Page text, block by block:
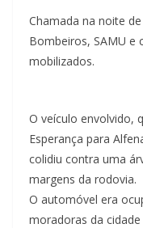
Chamada na noite
Bombeiros, SAMU e
mobilizados.
O veículo envolvido,
Esperança para
colidiu contra uma
margens da rodovia.
O automóvel era
moradoras da cidade